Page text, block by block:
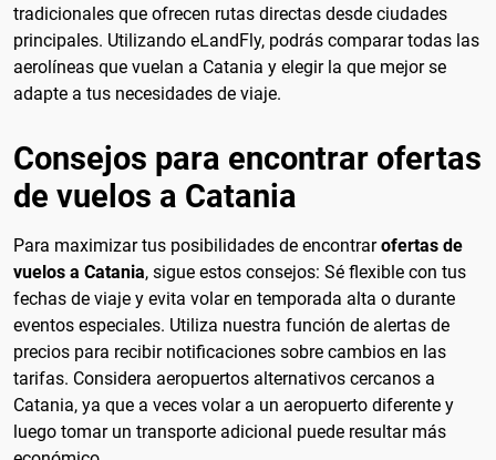
tradicionales que ofrecen rutas directas desde ciudades
principales. Utilizando eLandFly, podrás comparar todas las
aerolíneas que vuelan a Catania y elegir la que mejor se
adapte a tus necesidades de viaje.
Consejos para encontrar ofertas
de vuelos a Catania
Para maximizar tus posibilidades de encontrarofertas de
vuelos a Catania, sigue estos consejos: Sé flexible con tus
fechas de viaje y evita volar en temporada alta o durante
eventos especiales. Utiliza nuestra función de alertas de
precios para recibir notificaciones sobre cambios en las
tarifas. Considera aeropuertos alternativos cercanos a
Catania, ya que a veces volar a un aeropuerto diferente y
luego tomar un transporte adicional puede resultar más